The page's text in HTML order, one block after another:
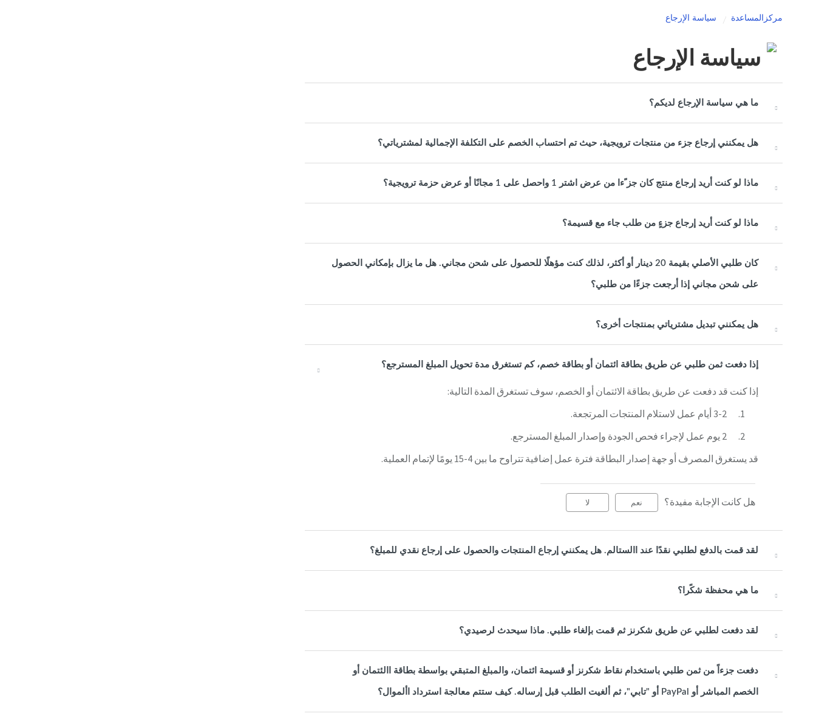
مركزالمساعدة سياسة الإرجاع
سياسة الإرجاع
ما هي سياسة الإرجاع لديكم؟
هل يمكنني إرجاع جزء من منتجات ترويجية، حيث تم احتساب الخصم على التكلفة الإجمالية لمشترياتي؟
ماذا لو كنت أريد إرجاع منتج كان جز ًءا من عرض اشتر 1 واحصل على 1 مجانًا أو عرض حزمة ترويجية؟
ماذا لو كنت أريد إرجاع جزءٍ من طلب جاء مع قسيمة؟
كان طلبي الأصلي بقيمة 20 دينار أو أكثر، لذلك كنت مؤهلًا للحصول على شحن مجاني. هل ما يزال بإمكاني الحصول
على شحن مجاني إذا أرجعت جزءًا من طلبي؟
هل يمكنني تبديل مشترياتي بمنتجات أخرى؟
إذا دفعت ثمن طلبي عن طريق بطاقة ائتمان أو بطاقة خصم، كم تستغرق مدة تحويل المبلغ المسترجع؟
إذا كنت قد دفعت عن طريق بطاقة الائتمان أو الخصم، سوف تستغرق المدة التالية:
3-2 أيام عمل لاستلام المنتجات المرتجعة.
2 يوم عمل لإجراء فحص الجودة وإصدار المبلغ المسترجع.
قد يستغرق المصرف أو جهة إصدار البطاقة فترة عمل إضافية تتراوح ما بين 4-15 يومًا لإتمام العملية.
هل كانت الإجابة مفيدة؟ نعم لا
لقد قمت بالدفع لطلبي نقدًا عند االستالم. هل يمكنني إرجاع المنتجات والحصول على إرجاع نقدي للمبلغ؟
ما هي محفظة شكًرا؟
لقد دفعت لطلبي عن طريق شكرنز ثم قمت بإلغاء طلبي. ماذا سيحدث لرصيدي؟
دفعت جزءاً من ثمن طلبي باستخدام نقاط شكرنز أو قسيمة ائتمان، والمبلغ المتبقي بواسطة بطاقة االئتمان أو
الخصم المباشر أو PayPal أو "تابي"، ثم ألغيت الطلب قبل إرساله. كيف ستتم معالجة استرداد األموال؟